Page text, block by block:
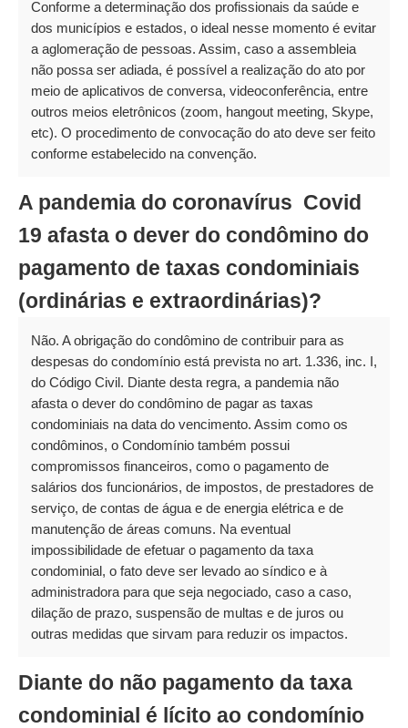
Conforme a determinação dos profissionais da saúde e
dos municípios e estados, o ideal nesse momento é evitar
a aglomeração de pessoas. Assim, caso a assembleia
não possa ser adiada, é possível a realização do ato por
meio de aplicativos de conversa, videoconferência, entre
outros meios eletrônicos (zoom, hangout meeting, Skype,
etc). O procedimento de convocação do ato deve ser feito
conforme estabelecido na convenção.
A pandemia do coronavírus  Covid
19 afasta o dever do condômino do
pagamento de taxas condominiais
(ordinárias e extraordinárias)?
Não. A obrigação do condômino de contribuir para as
despesas do condomínio está prevista no art. 1.336, inc. I,
do Código Civil. Diante desta regra, a pandemia não
afasta o dever do condômino de pagar as taxas
condominiais na data do vencimento. Assim como os
condôminos, o Condomínio também possui
compromissos financeiros, como o pagamento de
salários dos funcionários, de impostos, de prestadores de
serviço, de contas de água e de energia elétrica e de
manutenção de áreas comuns. Na eventual
impossibilidade de efetuar o pagamento da taxa
condominial, o fato deve ser levado ao síndico e à
administradora para que seja negociado, caso a caso,
dilação de prazo, suspensão de multas e de juros ou
outras medidas que sirvam para reduzir os impactos.
Diante do não pagamento da taxa
condominial é lícito ao condomínio